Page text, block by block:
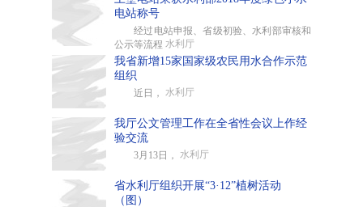
电站称号
经过电站申报、省级初验、水利部审核和
公示等流程 水利厅
我省新增15家国家级农民用水合作示范
组织
近日， 水利厅
我厅公文管理工作在全省性会议上作经
验交流
3月13日， 水利厅
省水利厅组织开展“3·12”植树活动
（图）